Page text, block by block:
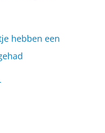
hebben een